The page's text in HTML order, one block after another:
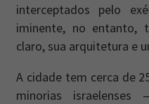
interceptados pelo
iminente, no entanto,
claro, sua arquitetura e
A cidade tem cerca de
minorias israelenses